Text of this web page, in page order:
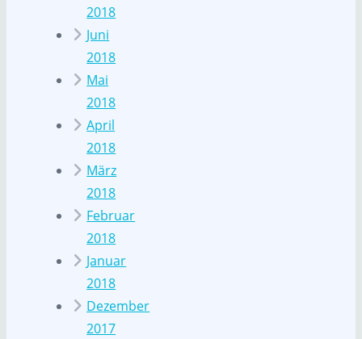
2018
Juni
2018
Mai
2018
April
2018
März
2018
Februar
2018
Januar
2018
Dezember
2017